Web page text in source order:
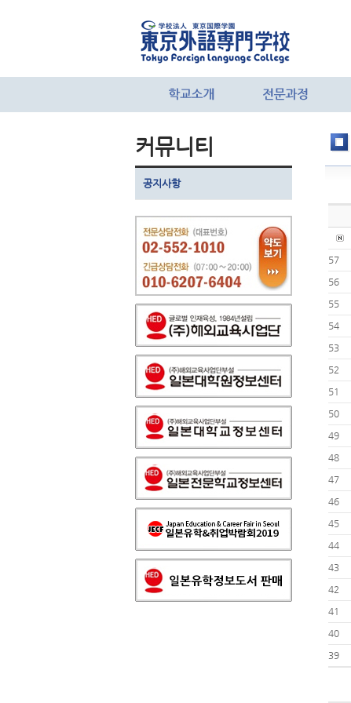
커뮤니티
공지사항
57
56
55
54
53
52
51
50
49
48
47
46
45
44
43
42
41
40
39